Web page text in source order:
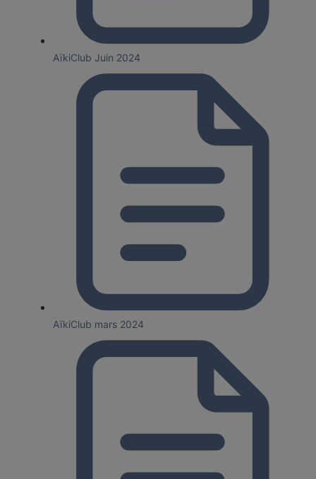
AïkiClub Juin 2024
AïkiClub mars 2024